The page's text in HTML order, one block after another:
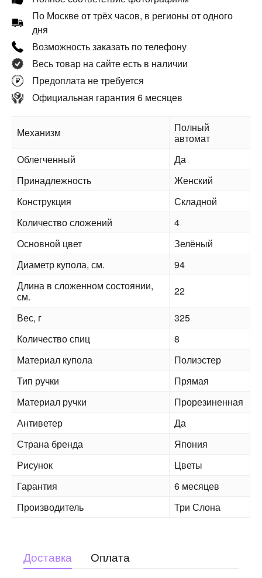
По Москве от трёх часов, в регионы от одного
дня
Возможность заказать по телефону
Весь товар на сайте есть в наличии
Предоплата не требуется
Официальная гарантия 6 месяцев
Механизм
Полный
автомат
Облегченный
Да
Принадлежность
Женский
Конструкция
Складной
Количество сложений
4
Основной цвет
Зелёный
Диаметр купола, см.
94
Длина в сложенном состоянии,
см.
22
Вес, г
325
Количество спиц
8
Материал купола
Полиэстер
Тип ручки
Прямая
Материал ручки
Прорезиненная
Антиветер
Да
Страна бренда
Япония
Рисунок
Цветы
Гарантия
6 месяцев
Производитель
Три Слона
Доставка Оплата